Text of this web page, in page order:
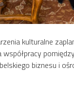
kulturalne
biznesu i